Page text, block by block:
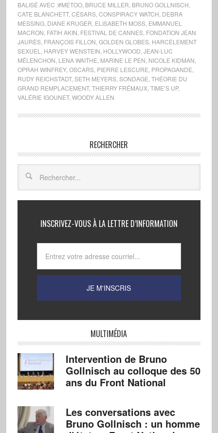
BALISÉ AVEC :#METOO, BRUCE MILLER BRUNO GOLLNISCH
CATE BLANCHETT, CÉSARS, CONSPIRACY WATCH DEBRA
MESSING, DIANE KRUGER ELISABETH MOSS, EMMANUEL
MACRON FATIH AKIN FESTIVAL DE CANNES, FONDATION JEAN
JAURÈS, FRANÇOIS FILLON GOLDEN GLOBES, HARCÈLEMENT
SEXUEL
HARVEY WENSTEIN HOLLYWOOD JEAN-LUC
MÉLENCHON LENA WAITHE MARINE LE PEN NICOLE KIDMAN
OPRAH WINFREY, OSCARS, PIERRE LESCURE PROPAGANDE
RUDY REICHSTADT, SETH MEYERS, SONDAGE THÉORIE DU
GRAND REMPLACEMENT, THIERRY FRÉMAUX, TIME’S UP,
VALÉRIE IGOUNET, WOODY ALLEN
RECHERCHER
INSCRIVEZ-VOUS À LA LETTRE D’INFORMATION
MULTIMÉDIA
Intervention de Bruno
Gollnisch au colloque des 50
ans du Front National
Les conversations avec
Bruno Gollnisch : un homme